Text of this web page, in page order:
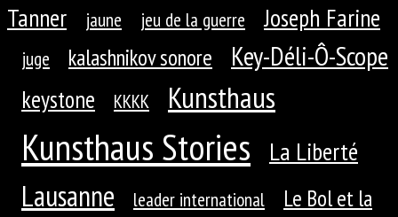
Tanner
jaune jeu de la guerre Joseph Farine
juge kalashnikov sonore Key-Déli-Ô-Scope
keystone KKKK Kunsthaus
Kunsthaus Stories La Liberté
Lausanne leader international
Le Bol et la